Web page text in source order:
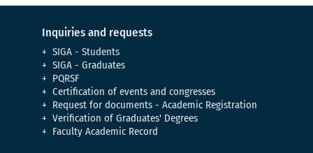
Inquiries and requests
SIGA - Students
SIGA - Graduates
PQRSF
Certification of events and congresses
Request for documents - Academic Registration
Verification of Graduates' Degrees
Faculty Academic Record